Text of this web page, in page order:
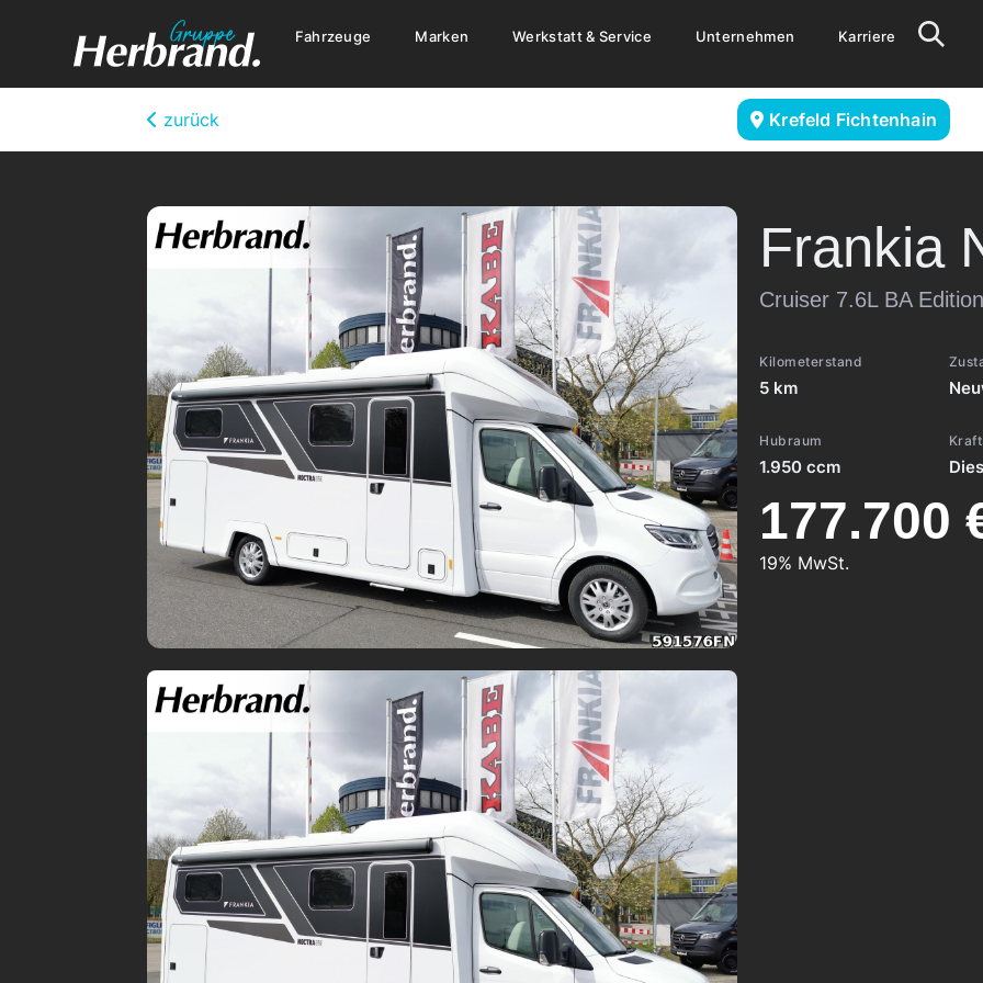
Fahrzeuge Marken Werkstatt & Service Unternehmen Karriere
zurück Krefeld Fichtenhain
Frankia
Cruiser 7.6L BA
Kilometerstand
5 km
Hubraum
1.950 ccm
177.700
19% MwSt.